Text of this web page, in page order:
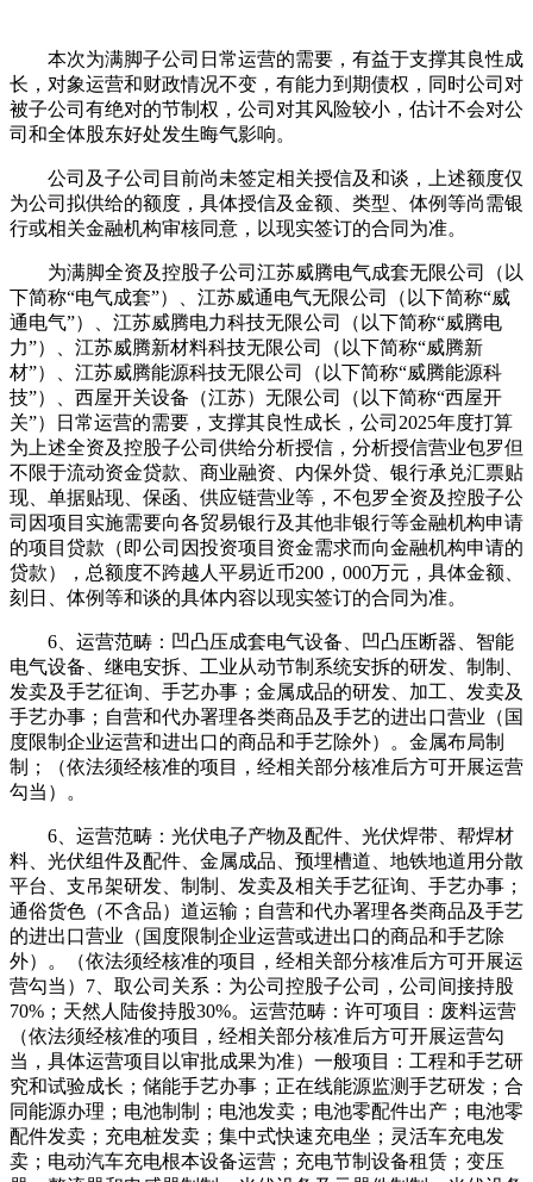
本次为满脚子公司日常运营的需要，有益于支撑其良性成
长，对象运营和财政情况不变，有能力到期债权，同时公司对
被子公司有绝对的节制权，公司对其风险较小，估计不会对公
司和全体股东好处发生晦气影响。
公司及子公司目前尚未签定相关授信及和谈，上述额度仅
为公司拟供给的额度，具体授信及金额、类型、体例等尚需银
行或相关金融机构审核同意，以现实签订的合同为准。
为满脚全资及控股子公司江苏威腾电气成套无限公司（以
下简称“电气成套”）、江苏威通电气无限公司（以下简称“威
通电气”）、江苏威腾电力科技无限公司（以下简称“威腾电
力”）、江苏威腾新材料科技无限公司（以下简称“威腾新
材”）、江苏威腾能源科技无限公司（以下简称“威腾能源科
技”）、西屋开关设备（江苏）无限公司（以下简称“西屋开
关”）日常运营的需要，支撑其良性成长，公司2025年度打算
为上述全资及控股子公司供给分析授信，分析授信营业包罗但
不限于流动资金贷款、商业融资、内保外贷、银行承兑汇票贴
现、单据贴现、保函、供应链营业等，不包罗全资及控股子公
司因项目实施需要向各贸易银行及其他非银行等金融机构申请
的项目贷款（即公司因投资项目资金需求而向金融机构申请的
贷款），总额度不跨越人平易近币200，000万元，具体金额、
刻日、体例等和谈的具体内容以现实签订的合同为准。
6、运营范畴：凹凸压成套电气设备、凹凸压断器、智能
电气设备、继电安拆、工业从动节制系统安拆的研发、制制、
发卖及手艺征询、手艺办事；金属成品的研发、加工、发卖及
手艺办事；自营和代办署理各类商品及手艺的进出口营业（国
度限制企业运营和进出口的商品和手艺除外）。金属布局制
制；（依法须经核准的项目，经相关部分核准后方可开展运营
勾当）。
6、运营范畴：光伏电子产物及配件、光伏焊带、帮焊材
料、光伏组件及配件、金属成品、预埋槽道、地铁地道用分散
平台、支吊架研发、制制、发卖及相关手艺征询、手艺办事；
通俗货色（不含品）道运输；自营和代办署理各类商品及手艺
的进出口营业（国度限制企业运营或进出口的商品和手艺除
外）。（依法须经核准的项目，经相关部分核准后方可开展运
营勾当）7、取公司关系：为公司控股子公司，公司间接持股
70%；天然人陆俊持股30%。运营范畴：许可项目：废料运营
（依法须经核准的项目，经相关部分核准后方可开展运营勾
当，具体运营项目以审批成果为准）一般项目：工程和手艺研
究和试验成长；储能手艺办事；正在线能源监测手艺研发；合
同能源办理；电池制制；电池发卖；电池零配件出产；电池零
配件发卖；充电桩发卖；集中式快速充电坐；灵活车充电发
卖；电动汽车充电根本设备运营；充电节制设备租赁；变压